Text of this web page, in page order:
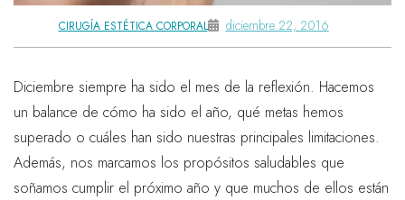
CIRUGÍA ESTÉTICA CORPORAL diciembre 22, 2016
Diciembre siempre ha sido el mes de la reflexión. Hacemos
un balance de cómo ha sido el año, qué metas hemos
superado o cuáles han sido nuestras principales limitaciones.
Además, nos marcamos los propósitos saludables que
soñamos cumplir el próximo año y que muchos de ellos están